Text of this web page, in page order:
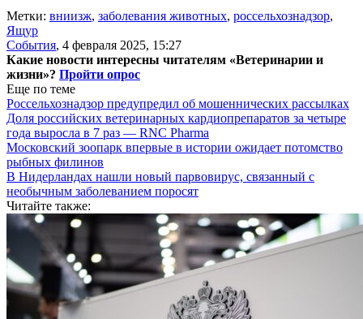
Метки: вниизж, заболевания животных, россельхознадзор,
Ящур
События, 4 февраля 2025, 15:27
Какие новости интересны читателям «Ветеринарии и
жизни»? Пройти опрос
Еще по теме
Россельхознадзор предупредил об мошеннических рассылках
Доля российских ветеринарных кардиопрепаратов за четыре
года выросла в 7 раз — RNC Pharma
Московский зоопарк впервые в истории ожидает потомство
рыбных филинов
В Нидерландах нашли новый парвовирус, связанный с
необычным заболеванием поросят
Читайте также: